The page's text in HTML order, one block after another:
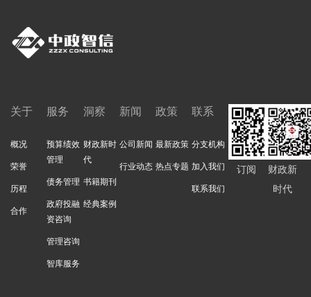
关于
概况
荣誉
历程
合作
服务
预算绩效
管理
债务管理
政府投融
资咨询
管理咨询
智库服务
洞察
财政新时
代
书籍期刊
经典案例
新闻
公司新闻
行业动态
政策
最新政策
热点专题
联系
分支机构
加入我们
联系我们
订阅
财政新
时代